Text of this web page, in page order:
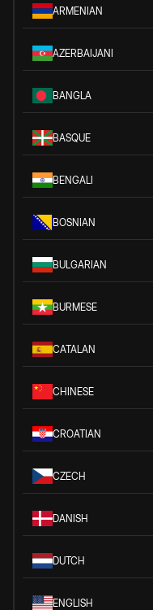
ARMENIAN
AZERBAIJANI
BANGLA
BASQUE
BENGALI
BOSNIAN
BULGARIAN
BURMESE
CATALAN
CHINESE
CROATIAN
CZECH
DANISH
DUTCH
ENGLISH